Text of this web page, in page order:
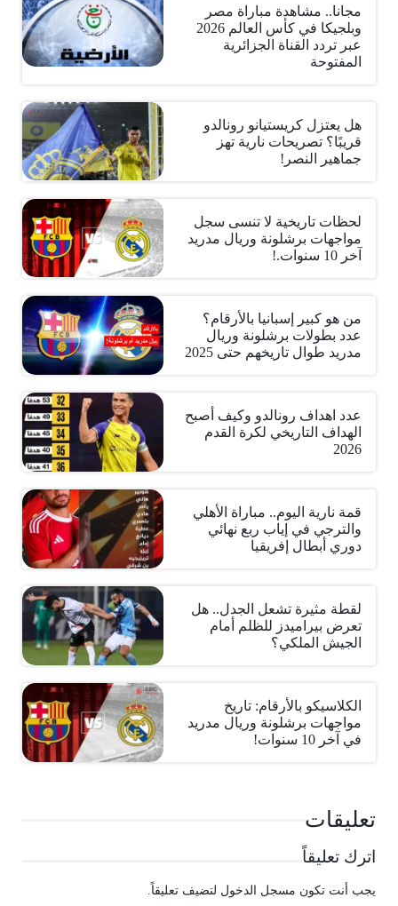
مجانا.. مشاهدة مباراة مصر
وبلجيكا في كأس العالم 2026
عبر تردد القناة الجزائرية
المفتوحة
هل يعتزل كريستيانو رونالدو
قريبًا؟ تصريحات نارية تهز
جماهير النصر!
لحظات تاريخية لا تنسى سجل
مواجهات برشلونة وريال مدريد
آخر 10 سنوات.!
من هو كبير إسبانيا بالأرقام؟
عدد بطولات برشلونة وريال
مدريد طوال تاريخهم حتى 2025
عدد اهداف رونالدو وكيف أصبح
الهداف التاريخي لكرة القدم
2026
قمة نارية اليوم.. مباراة الأهلي
والترجي في إياب ربع نهائي
دوري أبطال إفريقيا
لقطة مثيرة تشعل الجدل.. هل
تعرض بيراميدز للظلم أمام
الجيش الملكي؟
الكلاسيكو بالأرقام: تاريخ
مواجهات برشلونة وريال مدريد
في آخر 10 سنوات!
تعليقات
اترك تعليقاً
يجب أنت تكون مسجل الدخول لتضيف تعليقاً.